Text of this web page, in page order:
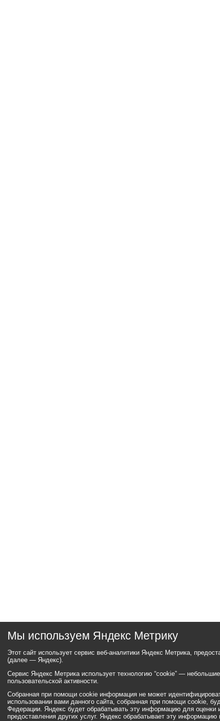
Мы используем Яндекс Метрику
Этот сайт использует сервис веб-аналитики Яндекс Метрика,
(далее — Яндекс).
Сервис Яндекс Метрика использует технологию “cookie” —
пользовательской активности.
Собранная при помощи cookie информация не может
использовании вами данного сайта, собранная при помощи cookie,
Федерации. Яндекс будет обрабатывать эту информацию для оценки
предоставления других услуг. Яндекс обрабатывает эту